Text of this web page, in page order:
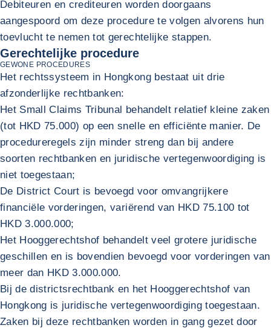
Debiteuren en crediteuren worden doorgaans
aangespoord om deze procedure te volgen alvorens hun
toevlucht te nemen tot gerechtelijke stappen.
Gerechtelijke procedure
GEWONE PROCEDURES
Het rechtssysteem in Hongkong bestaat uit drie
afzonderlijke rechtbanken:
Het Small Claims Tribunal behandelt relatief kleine zaken
(tot HKD 75.000) op een snelle en efficiënte manier. De
procedureregels zijn minder streng dan bij andere
soorten rechtbanken en juridische vertegenwoordiging is
niet toegestaan;
De District Court is bevoegd voor omvangrijkere
financiële vorderingen, variërend van HKD 75.100 tot
HKD 3.000.000;
Het Hooggerechtshof behandelt veel grotere juridische
geschillen en is bovendien bevoegd voor vorderingen van
meer dan HKD 3.000.000.
Bij de districtsrechtbank en het Hooggerechtshof van
Hongkong is juridische vertegenwoordiging toegestaan.
Zaken bij deze rechtbanken worden in gang gezet door